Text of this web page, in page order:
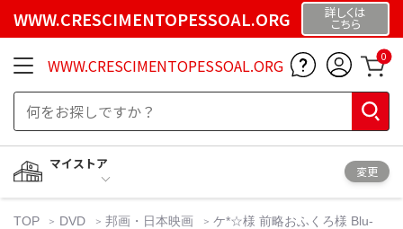
WWW.CRESCIMENTOPESSOAL.ORG 詳しくは
こちら
WWW.CRESCIMENTOPESSOAL.ORG 0
マイストア
変更
TOP DVD 邦画・日本映画
ケ*☆様 前略おふくろ様 Blu-